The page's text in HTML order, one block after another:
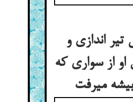
اندازی و
از سواری که
می‏رفت‏